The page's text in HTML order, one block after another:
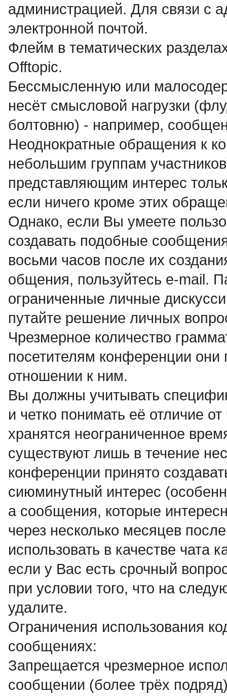
администрацией. Для связи с
электронной почтой.
Флейм в тематических
Offtopic.
Бессмысленнyю или
несёт смысловой нагрузки
болтовню) - например,
Неоднократные обращения к
небольшим группам
представляющим интерес
если ничего кроме этих
Однако, если Вы умеете
создавать подобные
восьми часов после их
общения, пользуйтесь e-mail.
ограниченные личные
путайте решение личных
Чpезмеpное количество
посетителям конференции
отношении к ним.
Вы должны учитывать
и четко понимать её отличие
хранятся неограниченное
существуют лишь в течение
конференции принято
сиюминутный интерес
а сообщения, которые
через несколько месяцев
использовать в качестве чата
если у Вас есть срочный
при условии того, что на
удалите.
Ограничения использования
сообщениях:
Запрещается чрезмерное
сообщении (более трёх